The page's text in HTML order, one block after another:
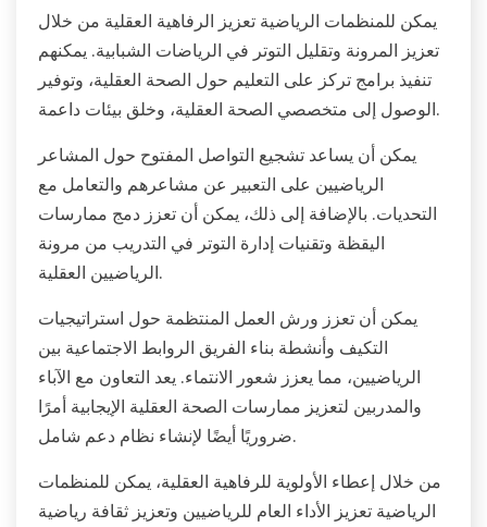
يمكن للمنظمات الرياضية تعزيز الرفاهية العقلية من خلال
تعزيز المرونة وتقليل التوتر في الرياضات الشبابية. يمكنهم
تنفيذ برامج تركز على التعليم حول الصحة العقلية، وتوفير
الوصول إلى متخصصي الصحة العقلية، وخلق بيئات داعمة.
يمكن أن يساعد تشجيع التواصل المفتوح حول المشاعر
الرياضيين على التعبير عن مشاعرهم والتعامل مع
التحديات. بالإضافة إلى ذلك، يمكن أن تعزز دمج ممارسات
اليقظة وتقنيات إدارة التوتر في التدريب من مرونة
الرياضيين العقلية.
يمكن أن تعزز ورش العمل المنتظمة حول استراتيجيات
التكيف وأنشطة بناء الفريق الروابط الاجتماعية بين
الرياضيين، مما يعزز شعور الانتماء. يعد التعاون مع الآباء
والمدربين لتعزيز ممارسات الصحة العقلية الإيجابية أمرًا
ضروريًا أيضًا لإنشاء نظام دعم شامل.
من خلال إعطاء الأولوية للرفاهية العقلية، يمكن للمنظمات
الرياضية تعزيز الأداء العام للرياضيين وتعزيز ثقافة رياضية